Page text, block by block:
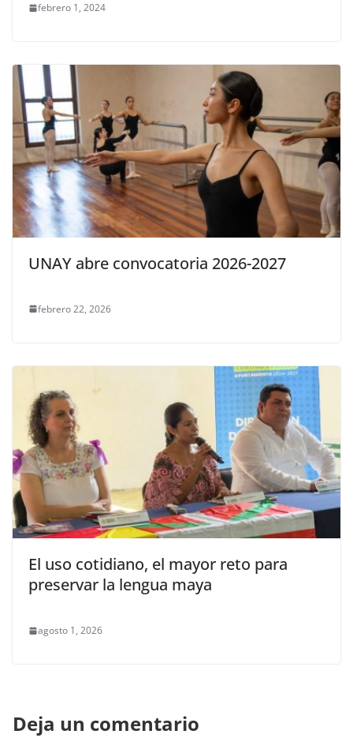
febrero 1, 2024
UNAY abre convocatoria 2026-2027
febrero 22, 2026
El uso cotidiano, el mayor reto para
preservar la lengua maya
agosto 1, 2026
Deja un comentario